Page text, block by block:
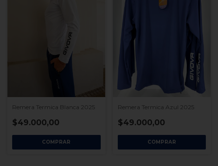
Remera Termica Blanca 2025
$49.000,00
COMPRAR
Remera Termica Azul 2025
$49.000,00
COMPRAR